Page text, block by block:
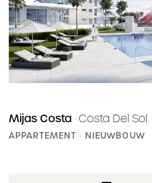
Mijas Costa · Costa Del Sol
APPARTEMENT · NIEUWBOUW